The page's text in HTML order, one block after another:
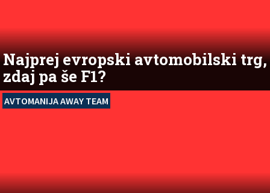
Najprej evropski avtomobilski trg,
zdaj pa še F1?
AVTOMANIJA AWAY TEAM